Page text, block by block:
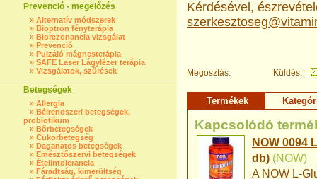
Prevenció - megelőzés
» Alternatív módszerek
» Bioptron fényterápia
» Biorezonancia vizsgálat
» Prevenció
» Pulzáló mágnesterápia
» SAFE Laser Lágylézer terápia
» Vizsgálatok, szűrések
Betegségek
» Allergia
» Bélrendszeri betegségek,
probiotikum
» Bőrbetegségek
» Cukorbetegség
» Daganatos betegségek
» Emésztőszervi betegségek
» Ételintolerancia
» Fáradtság, kimerültség
Kérdésével,
Megosztás: Küldés:
Termékek
Kapcsolódó
NOW 0094
db) (NOW)
A NOW L-